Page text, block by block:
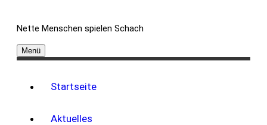
Nette Menschen spielen Schach
Menü
Startseite
Aktuelles